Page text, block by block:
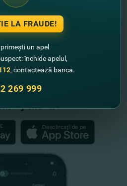
S.A. este membră a
a Depozitelor
Mobile
LA FRAUDE!
un apel
închide apelul,
, contactează banca.
269 999